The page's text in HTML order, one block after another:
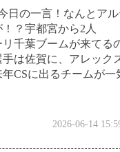
日の一言！なんとア
？宇都宮から2人
千葉ブームが来てる
は佐賀に、アレック
CSに出るチームが一
2026-06-14